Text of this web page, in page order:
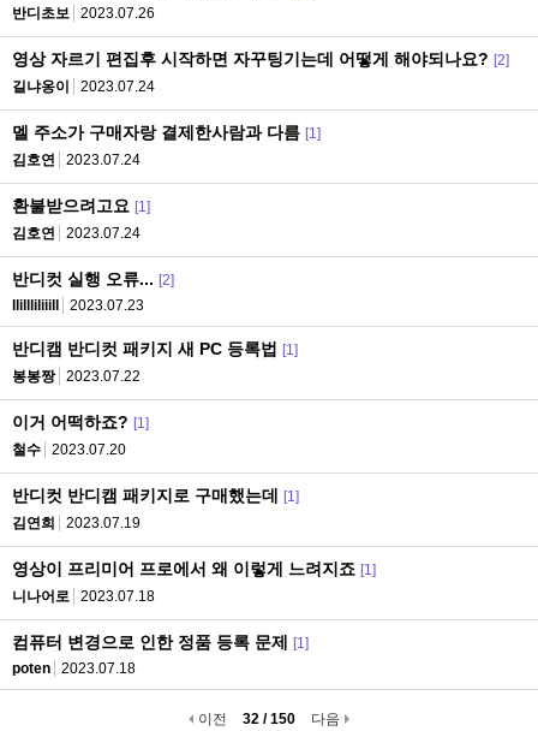
반디초보
2023.07.26
영상 자르기 편집후 시작하면 자꾸팅기는데 어떻게 해야되나요? [2]
길냐옹이
2023.07.24
멜 주소가 구매자랑 결제한사람과 다름 [1]
김호연
2023.07.24
환불받으려고요 [1]
김호연
2023.07.24
반디컷 실행 오류... [2]
llillliliiill
2023.07.23
반디캠 반디컷 패키지 새 PC 등록법
[1]
봉봉짱
2023.07.22
이거 어떡하죠? [1]
철수
2023.07.20
반디컷 반디캠 패키지로 구매했는데
[1]
김연희
2023.07.19
영상이 프리미어 프로에서 왜 이렇게 느려지죠 [1]
니나어로
2023.07.18
컴퓨터 변경으로 인한 정품 등록 문제
[1]
poten
2023.07.18
이전 32 / 150 다음